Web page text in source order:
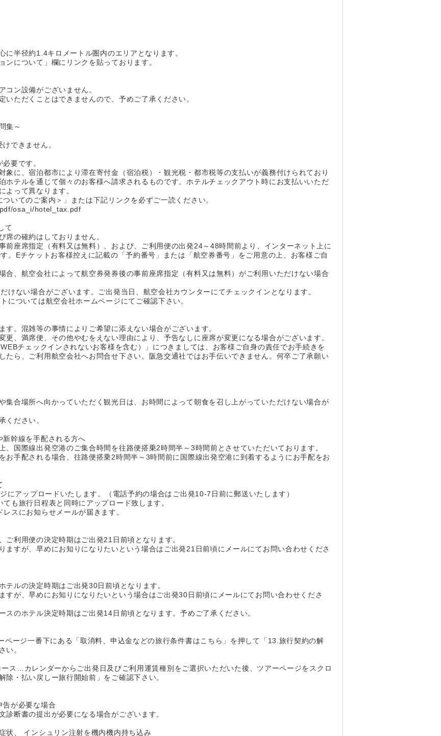
に半径約1.4キロメートル圏内のエリアとなります。
について」欄にリンクを貼っております。
ン設備がございません。
ただくことはできませんので、予めご了承ください。
集～
できません。
要です。
象に、宿泊都市により滞在寄付金（宿泊税）・観光税・都市税等の支払いが義務付けられており
ホテルを通じて個々のお客様へ請求されるものです。ホテルチェックアウト時にお支払いいただ
よって異なります。
いてのご案内＞」または下記リンクを必ずご一読ください。
osa_i/hotel_tax.pdf
て
席の確約はしておりません。
前座席指定（有料又は無料）、および、ご利用便の出発24～48時間前より、インターネット上に
。Eチケットお客様控えに記載の「予約番号」または「航空券番号」をご用意の上、お客様ご自
、航空会社によって航空券発券後の事前座席指定（有料又は無料）がご利用いただけない場合
けない場合がございます。ご出発当日、航空会社カウンターにてチェックインとなります。
については航空会社ホームページにてご確認下さい。
。混雑等の事情によりご希望に添えない場合がございます。
、満席便、その他やむをえない理由により、予告なしに座席が変更になる場合がございます。
チェックインされないお客様を含む）」につきましては、お客様ご自身の責任でお手続きを
たら、ご利用航空会社へお問合せ下さい。阪急交通社ではお手伝いできません。何卒ご了承願い
集合場所へ向かっていただく観光日は、お時間によって朝食を召し上がっていただけない場合が
ください。
幹線を手配される方へ
、国際線出発空港のご集合時間を往路便搭乗2時間半～3時間前とさせていただいております。
お手配される場合、往路便搭乗2時間半～3時間前に国際線出発空港に到着するようにお手配をお
にアップロードいたします。（電話予約の場合はご出発10-7日前に郵送いたします）
も旅行日程表と同時にアップロード致します。
スにお知らせメールが届きます。
ご利用便の決定時期はご出発21日前頃となります。
ますが、早めにお知りになりたいという場合はご出発21日前頃にメールにてお問い合わせくださ
テルの決定時期はご出発30日前頃となります。
すが、早めにお知りになりたいという場合はご出発30日前頃にメールにてお問い合わせくださ
のホテル決定時期はご出発14日前頃となります。予めご了承ください。
ージ一番下にある「取消料、申込金などの旅行条件書はこちら」を押して「13.旅行契約の解
い。
ス…カレンダーからご出発日及びご利用運賃種別をご選択いただいた後、ツアーページをスクロ
・払い戻しー旅行開始前」をご確認下さい。
告が必要な場合
断書の提出が必要になる場合がございます。
状、 インシュリン注射を機内機内持ち込み